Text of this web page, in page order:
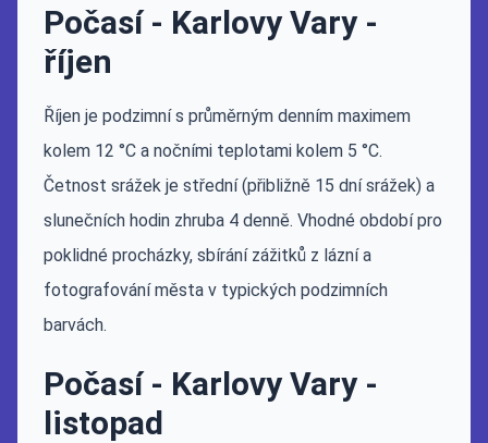
Počasí - Karlovy Vary -
říjen
Říjen je podzimní s průměrným denním maximem
kolem 12 °C a nočními teplotami kolem 5 °C.
Četnost srážek je střední (přibližně 15 dní srážek) a
slunečních hodin zhruba 4 denně. Vhodné období pro
poklidné procházky, sbírání zážitků z lázní a
fotografování města v typických podzimních
barvách.
Počasí - Karlovy Vary -
listopad